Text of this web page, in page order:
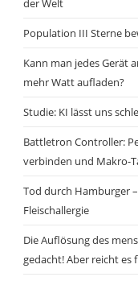
der Welt
Population III Sterne
Kann man jedes Gerät
mehr Watt aufladen?
Studie: KI lässt uns
Battletron Controller:
verbinden und Makro-
Tod durch Hamburger
Fleischallergie
Die Auflösung des
gedacht! Aber reicht es